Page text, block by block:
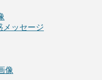
メッセージ
像